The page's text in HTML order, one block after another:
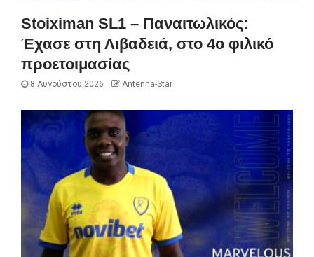
Stoiximan SL1 – Παναιτωλικός:
Έχασε στη Λιβαδειά, στο 4ο φιλικό
προετοιμασίας
8 Αυγούστου 2026 Antenna-Star